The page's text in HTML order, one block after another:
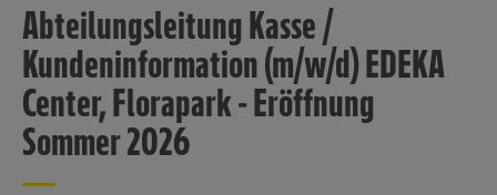
Abteilungsleitung Kasse /
Kundeninformation (m/w/d) EDEKA
Center, Florapark - Eröffnung
Sommer 2026